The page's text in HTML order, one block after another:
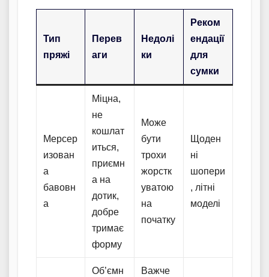
Тип
пряжі
Перев
аги
Недолі
ки
Реком
ендації
для
сумки
Мерсер
изован
а
бавовн
а
Міцна,
не
кошлат
иться,
приємн
а на
дотик,
добре
тримає
форму
Може
бути
трохи
жорстк
уватою
на
початку
Щоден
ні
шопери
, літні
моделі
Об’ємн
Важче